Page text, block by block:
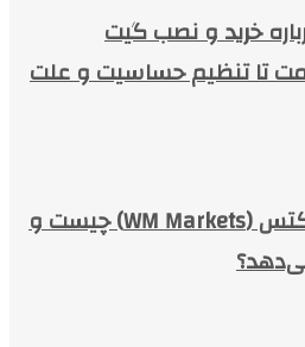
خرید و نصب گیت
تا تنظیم حساسیت و علت
بروکر دبلیو ام مارکتس (WM Markets) چیست و